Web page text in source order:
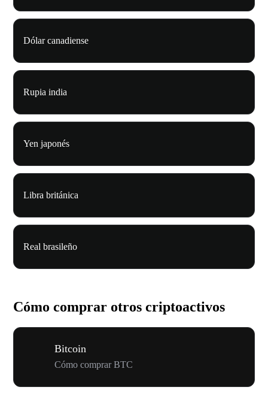
Dólar canadiense
Rupia india
Yen japonés
Libra británica
Real brasileño
Cómo comprar otros criptoactivos
Bitcoin
Cómo comprar BTC